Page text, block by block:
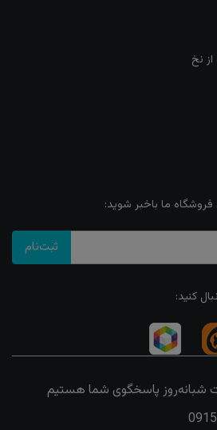
نخ
ما باخبر شوید:
ثبت‌نام
کنید: